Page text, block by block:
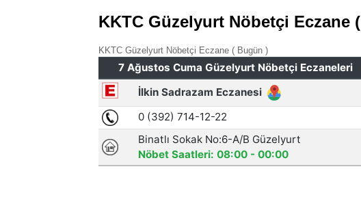
KKTC Güzelyurt Nöbetçi Eczane
KKTC Güzelyurt Nöbetçi Eczane ( Bugün )